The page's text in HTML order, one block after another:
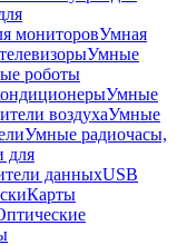
мониторовУмная
Умные
роботы
Умные
воздухаУмные
Умные радиочасы,
для
данныхUSB
Карты